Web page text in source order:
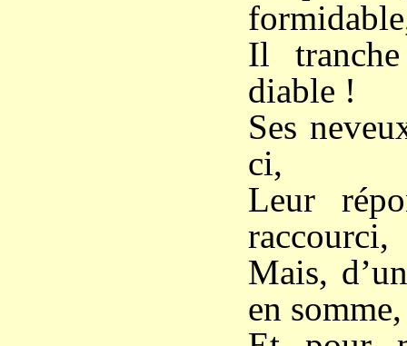
Il
diable !
Ses
ci,
Leur
raccourci,
Mais,
en somme,